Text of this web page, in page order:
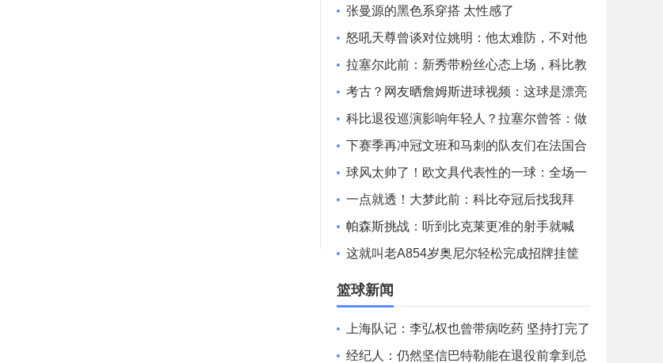
好身材真是一览无余~
张曼源的黑色系穿搭 太性感了
怒吼天尊曾谈对位姚明：他太难防，不对他
使点小动作只能当背景板
拉塞尔此前：新秀带粉丝心态上场，科比教
我防守，激活我杀手基因
考古？网友晒詹姆斯进球视频：这球是漂亮
的012还是走步？
科比退役巡演影响年轻人？拉塞尔曾答：做
科比队友比篮球更有意义
下赛季再冲冠文班和马刺的队友们在法国合
练~球风太帅了！欧文具代表性的一球：全场一
条龙！
一点就透！大梦此前：科比夺冠后找我拜
师，他知道背打有多重要！
帕森斯挑战：听到比克莱更准的射手就喊
停！
这就叫老A854岁奥尼尔轻松完成招牌挂筐
暴扣！！！
篮球新闻
上海队记：李弘权也曾带病吃药 坚持打完了
山西和广东的两连客
经纪人：仍然坚信巴特勒能在退役前拿到总